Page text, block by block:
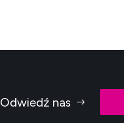
Odwiedź nas